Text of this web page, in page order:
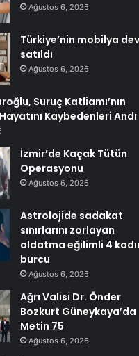
Ağustos 6, 2026
Türkiye’nin mobilya
satıldı
Ağustos 6, 2026
Suruç Katliamı’nın
Hayatını Kaybedenleri Andı
İzmir’de Kaçak Tütün
Operasyonu
Ağustos 6, 2026
Astrolojide sadakat
sınırlarını zorlayan
aldatma eğilimli 4
burcu
Ağustos 6, 2026
Ağrı Valisi Dr. Önder
Bozkurt Güneykaya’da
Metin 75
Ağustos 6, 2026